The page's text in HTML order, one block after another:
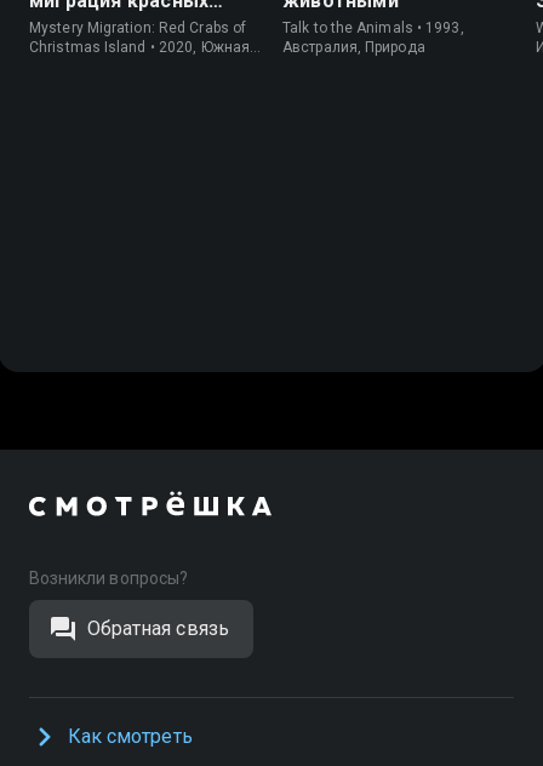
крабов
Mystery Migration: Red Crabs of
Christmas Island • 2020, Южная
Talk to the Animals • 1993,
Австралия, Природа
Возникли вопросы?
Обратная связь
Как смотреть